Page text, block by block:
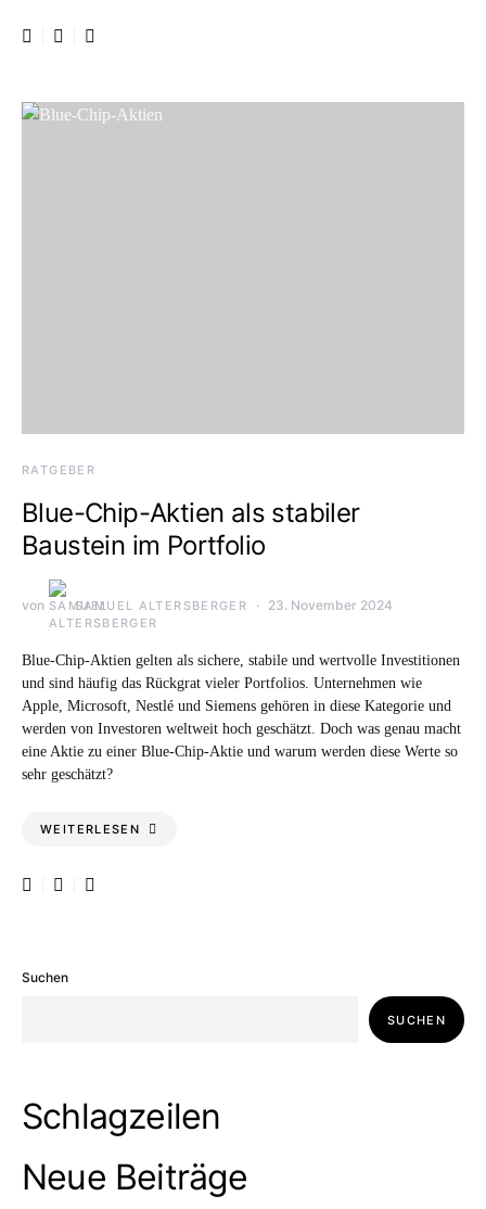
RATGEBER
Blue-Chip-Aktien als stabiler
Baustein im Portfolio
von SAMUEL ALTERSBERGER 23. November 2024
Blue-Chip-Aktien gelten als sichere, stabile und wertvolle Investitionen
und sind häufig das Rückgrat vieler Portfolios. Unternehmen wie
Apple, Microsoft, Nestlé und Siemens gehören in diese Kategorie und
werden von Investoren weltweit hoch geschätzt. Doch was genau macht
eine Aktie zu einer Blue-Chip-Aktie und warum werden diese Werte so
sehr geschätzt?
WEITERLESEN
Suchen
SUCHEN
Schlagzeilen
Neue Beiträge